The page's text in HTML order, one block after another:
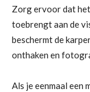
Zorg ervoor dat
toebrengt aan de
beschermt de
onthaken en
Als je eenmaal een